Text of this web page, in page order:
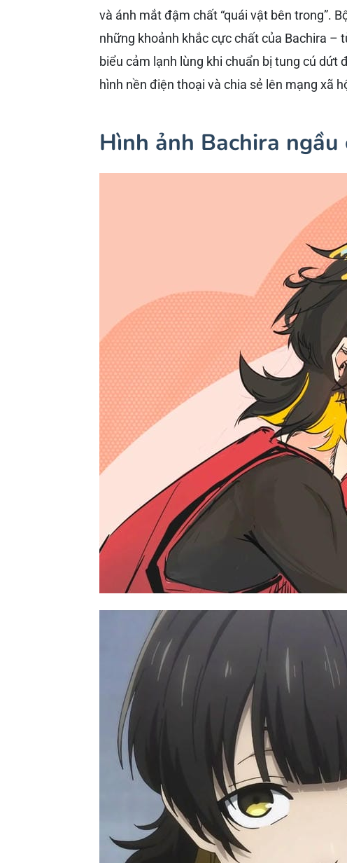
và ánh mắt đậm chất “quái vật bên trong”.
những khoảnh khắc cực chất của Bachira –
biểu cảm lạnh lùng khi chuẩn bị tung cú dứt
hình nền điện thoại và chia sẻ lên mạng xã
Hình ảnh Bachira ngầu